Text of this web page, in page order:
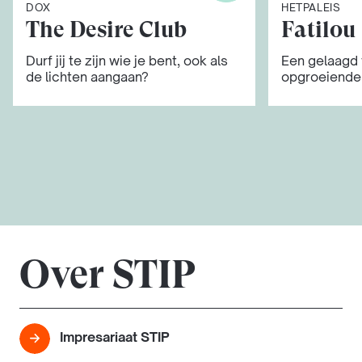
DOX
The Desire Club
Durf jij te zijn wie je bent, ook als
de lichten aangaan?
HETPALEIS
Fatilou
Een gelaagd
Over STIP
Impresariaat STIP